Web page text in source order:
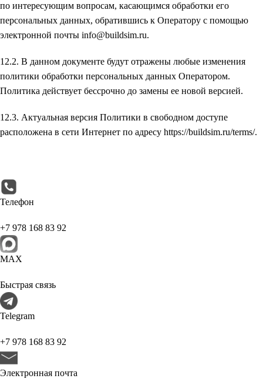
по интересующим вопросам, касающимся обработки его
персональных данных, обратившись к Оператору с помощью
электронной почты info@buildsim.ru.
12.2. В данном документе будут отражены любые изменения
политики обработки персональных данных Оператором.
Политика действует бессрочно до замены ее новой версией.
12.3. Актуальная версия Политики в свободном доступе
расположена в сети Интернет по адресу https://buildsim.ru/terms/.
Телефон
+7 978 168 83 92
МАХ
Быстрая связь
Telegram
+7 978 168 83 92
Электронная почта